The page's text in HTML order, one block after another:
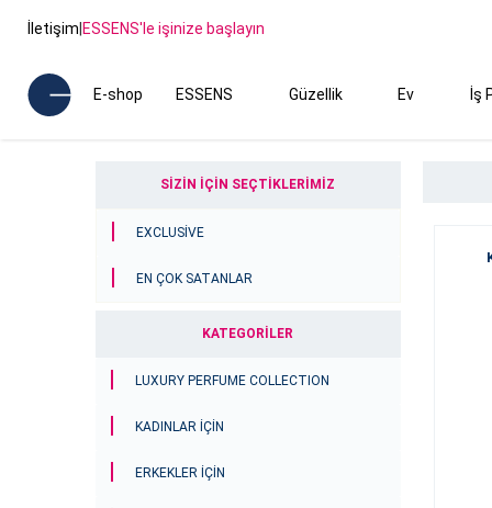
İletişim|ESSENS'le işinize başlayın
E-shop ESSENS Güzellik Ev İş
SİZİN İÇİN SEÇTİKLERİMİZ
EXCLUSIVE
EN ÇOK SATANLAR
KATEGORİLER
LUXURY PERFUME COLLECTION
KADINLAR İÇİN
ERKEKLER İÇİN